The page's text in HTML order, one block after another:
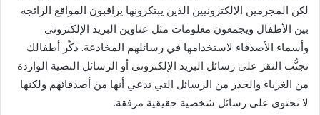
لكن المجرمين الإلكترونيين الذين يبتكرونها يراقبون المواقع الرائجة
بين الأطفال ويجمعون معلومات مثل عناوين البريد الإلكتروني
وأسماء الأصدقاء لاستخدامها في رسائلهم المخادعة. ذكّر أطفالك
تجنُّب النقر على رسائل البريد الإلكتروني أو الرسائل النصية الواردة
من الغرباء والحذر من الرسائل التي تدعي أنها من أصدقائهم ولكنها
لا تحتوي على رسائل شخصية حقيقية مرفقة.